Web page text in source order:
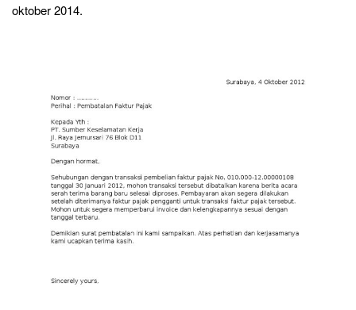
oktober 2014.